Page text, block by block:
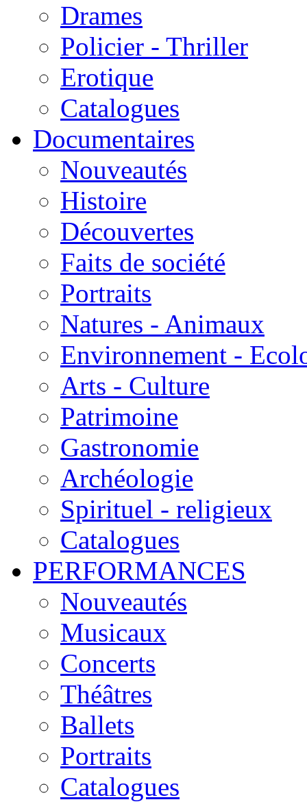
Drames
Policier - Thriller
Erotique
Catalogues
Documentaires
Nouveautés
Histoire
Découvertes
Faits de société
Portraits
Natures - Animaux
Environnement -
Arts - Culture
Patrimoine
Gastronomie
Archéologie
Spirituel - religieux
Catalogues
PERFORMANCES
Nouveautés
Musicaux
Concerts
Théâtres
Ballets
Portraits
Catalogues